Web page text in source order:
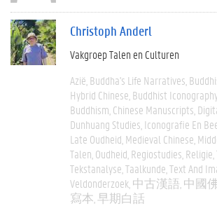
Christoph Anderl
Vakgroep Talen en Culturen
Azië Buddha's Life Narratives
Hybrid Chinese Buddhist Iconography
Buddhism Chinese Manuscripts
Dunhuang Studies Iconografie En
Late Oudheid Medieval Chinese
Talen Oudheid Regiostudies Religie
Tekstanalyse Taalkunde Text And
Veldonderzoek 中古漢語 中國
寫本 早期白話